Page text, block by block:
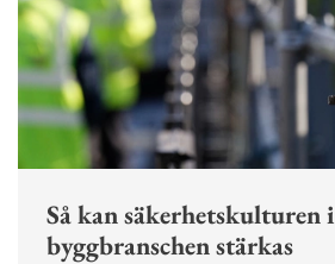
Så kan säkerhetskulturen i
byggbranschen stärkas